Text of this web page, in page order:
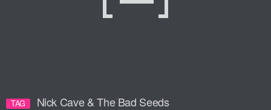
TAG Nick Cave & The Bad Seeds